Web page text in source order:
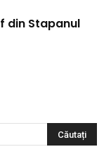
din Stapanul